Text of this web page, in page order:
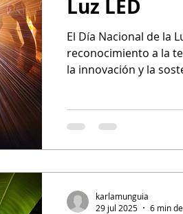
Luz LED
El Día Nacional de la
reconocimiento a la
la innovación y la
karlamunguia
29 jul 2025
6 min